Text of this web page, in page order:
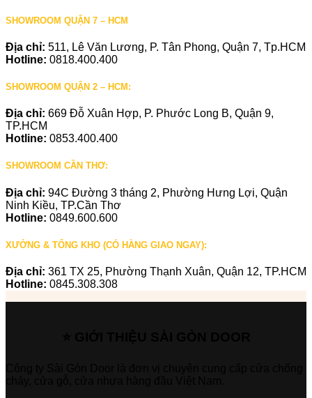
SHOWROOM QUẬN 7 – HCM
Địa chỉ: 511, Lê Văn Lương, P. Tân Phong, Quận 7, Tp.HCM
Hotline: 0818.400.400
SHOWROOM QUẬN 2 – HCM:
Địa chỉ: 669 Đỗ Xuân Hợp, P. Phước Long B, Quận 9,
TP.HCM
Hotline: 0853.400.400
SHOWROOM CẦN THƠ:
Địa chỉ: 94C Đường 3 tháng 2, Phường Hưng Lợi, Quận
Ninh Kiều, TP.Cần Thơ
Hotline: 0849.600.600
XƯỞNG & TỔNG KHO (CÓ HÀNG GIAO NGAY):
Địa chỉ: 361 TX 25, Phường Thạnh Xuân, Quận 12, TP.HCM
Hotline: 0845.308.308